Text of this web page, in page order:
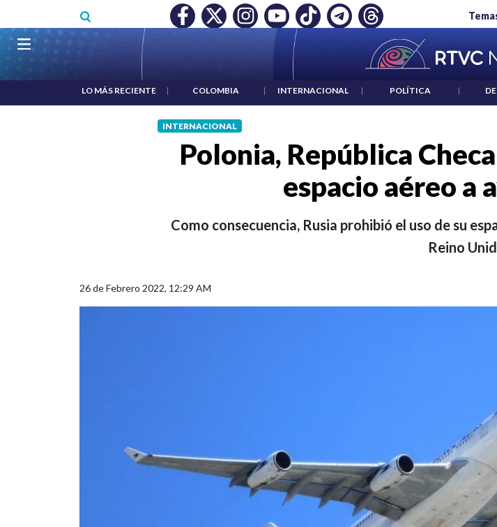
MÍNIMO NO DESTRUYÓ EMPLEO: JP MORGAN | "HABLAR NO ES UN CRIMEN": CARTA DE BETO CORAL
Navegación principal
LO MÁS RECIENTE | COLOMBIA | INTERNACIONAL | POLÍTICA |
INTERNACIONAL
Polonia, República
espacio aéreo a
Como consecuencia, Rusia prohibió el uso de su
Reino
26 de Febrero 2022, 12:29 AM